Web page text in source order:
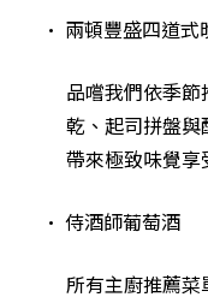
• 兩頓豐盛四道式
品嚐我們依季
乾、起司拼盤與
帶來極致味覺享
• 侍酒師葡萄酒
所有主廚推薦